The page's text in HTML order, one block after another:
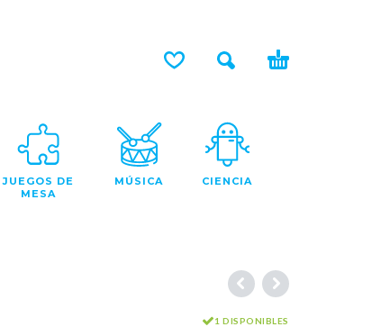
JUEGOS DE
MESA
MÚSICA CIENCIA
1 DISPONIBLES